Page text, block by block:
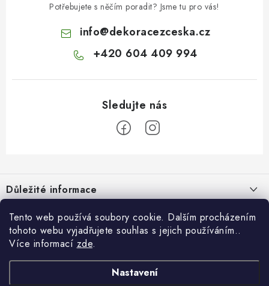
Tento web používá soubory cookie. Dalším procházením
tohoto webu vyjadřujete souhlas s jejich používáním..
Více informací zde.
Nastavení
Potřebujete s něčím poradit? Jsme tu pro vás!
info@dekoracezceska.cz
+420 604 409 994
pDůležité informace
Doprava a platba
Obchodní podmínky
Vrácení zboží
Náš příběh
Pro zákazníky
Svatební dárkový box pro novomanžele - překvapte originálním
dárkem!
Blog
Jak originálně darovat peníze k narozeninám? 7 nápadů místo
Facebook